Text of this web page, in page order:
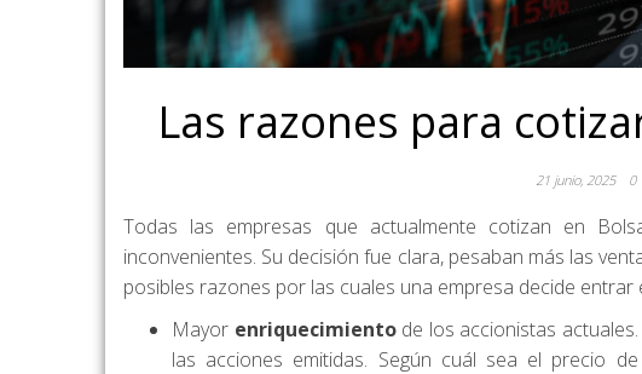
Las razones para
21 junio, 2025 0
Todas las empresas que actualmente cotizan en
inconvenientes. Su decisión fue clara, pesaban más las
posibles razones por las cuales una empresa decide entrar
Mayor enriquecimientode los accionistas
las acciones emitidas. Según cuál sea el precio